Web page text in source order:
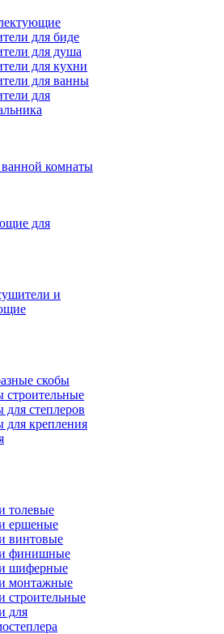
для биде
для душа
для кухни
для ванны
для
комнаты
для
и
скобы
строительные
для степлеров
для крепления
толевые
ершеные
винтовые
финишные
шиферные
монтажные
строительные
для